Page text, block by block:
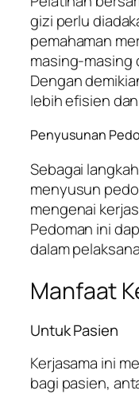
gizi perlu
pemahaman
masing-masing
Dengan
lebih efisien
Penyusunan
Sebagai
menyusun
mengenai
Pedoman ini
dalam
Manfaat
Untuk Pasien
Kerjasama ini
bagi pasien,